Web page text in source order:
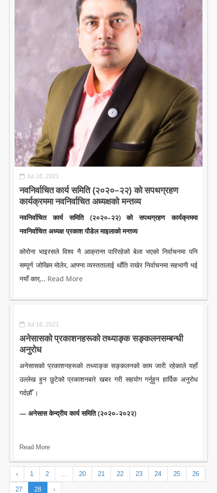
Jul 16, 2021
नवनिर्वाचित कार्य समिति (२०२०–२२) को सपथग्रहण
कार्यक्रममा नवनिर्वाचित अध्यक्षको मन्तव्य
नवनिर्वाचित कार्य समिति (२०२०–२२) को सपथग्रहण कार्यक्रममा
नवनिर्वाचित अध्यक्ष प्रकाश पाैडेल माइलाको मन्तव्य
कोरोना भाइरसले विश्व नै आक्रान्त पारिरहेको बेला भएको निर्वाचनमा पनि
सम्पूर्ण जोखिम मोलेर, आफ्ना व्यस्ततालाई थाँति राखेर निर्वाचनमा सहभागी भई
नयाँ कार्... Read More
Jul 16, 2021
अनेसासको प्रकाशनहरूको तथ्याङ्क सङ्कलनसम्बन्धी
अनुरोध
अनेसासको प्रकाशनहरूको तथ्याङ्क सङ्कलनको काम जारी रहेकाले यहाँ
उल्लेख हुन छुटेको प्रकाशनबारे खबर गरी सहयोग गर्नुहुन हार्दिक अनुरोध
गर्दछौँ ।
— अनेसास केन्द्रीय कार्य समिति (२०२०–२०२२)
Read More
‹ 1 2 20 21 22 23 24 25 26
27 28 ›